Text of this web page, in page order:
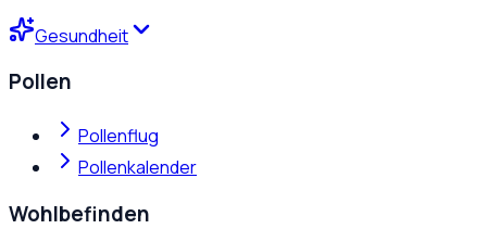
Gesundheit
Pollen
Pollenflug
Pollenkalender
Wohlbefinden